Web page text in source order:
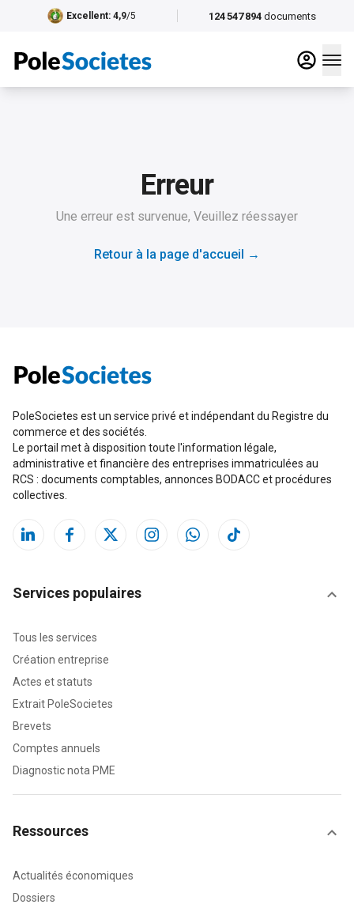
124 547 894 documents
Excellent: 4,9/5
Erreur
Une erreur est survenue, Veuillez réessayer
Retour à la page d'accueil →
PoleSocietes est un service privé et indépendant du Registre du
commerce et des sociétés.
Le portail met à disposition toute l'information légale,
administrative et financière des entreprises immatriculées au
RCS : documents comptables, annonces BODACC et procédures
collectives.
Services populaires
Tous les services
Création entreprise
Actes et statuts
Extrait PoleSocietes
Brevets
Comptes annuels
Diagnostic nota PME
Ressources
Actualités économiques
Dossiers